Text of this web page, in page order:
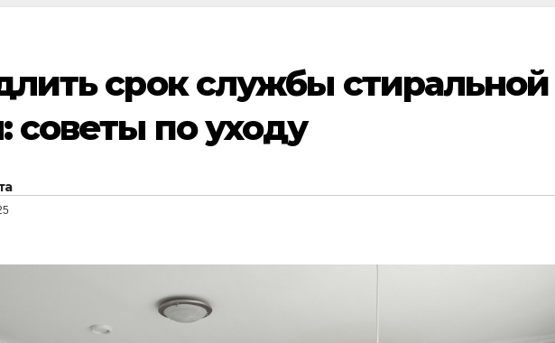
срок службы стиральной
по уходу